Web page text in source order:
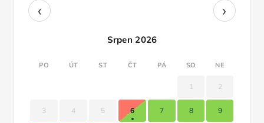
‹ ›
Srpen 2026
PO ÚT ST ČT PÁ SO NE
1 2
3 4 5 6 7 8 9